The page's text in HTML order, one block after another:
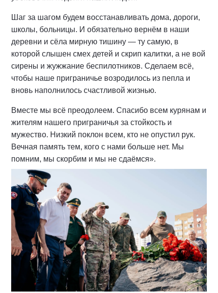
Шаг за шагом будем восстанавливать дома, дороги,
школы, больницы. И обязательно вернём в наши
деревни и сёла мирную тишину — ту самую, в
которой слышен смех детей и скрип калитки, а не вой
сирены и жужжание беспилотников. Сделаем всё,
чтобы наше приграничье возродилось из пепла и
вновь наполнилось счастливой жизнью.
Вместе мы всё преодолеем. Спасибо всем курянам и
жителям нашего приграничья за стойкость и
мужество. Низкий поклон всем, кто не опустил рук.
Вечная память тем, кого с нами больше нет. Мы
помним, мы скорбим и мы не сдаёмся».